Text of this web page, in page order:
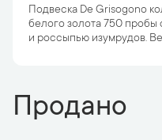
Подвеска De Grisogono
белого золота 750
и россыпью изумрудов.
Продано